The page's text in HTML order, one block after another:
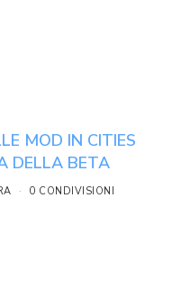
MOD IN CITIES
DELLA BETA
0 CONDIVISIONI